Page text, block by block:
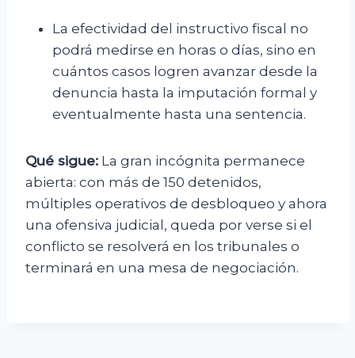
La efectividad del instructivo fiscal no
podrá medirse en horas o días, sino en
cuántos casos logren avanzar desde la
denuncia hasta la imputación formal y
eventualmente hasta una sentencia.
Qué sigue: La gran incógnita permanece
abierta: con más de 150 detenidos,
múltiples operativos de desbloqueo y ahora
una ofensiva judicial, queda por verse si el
conflicto se resolverá en los tribunales o
terminará en una mesa de negociación.